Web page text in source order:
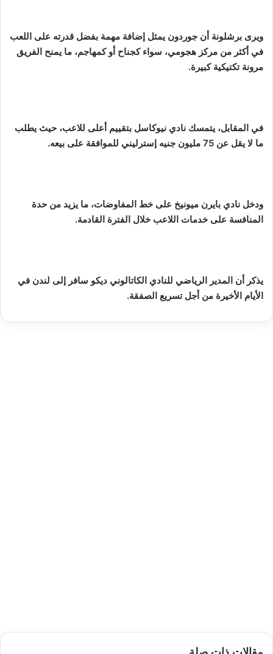
ويرى برشلونة أن جوردون يمثل إضافة مهمة بفضل قدرته على اللعب
في أكثر من مركز هجومي، سواء كجناح أو كمهاجم، ما يمنح الفريق
مرونة تكتيكية كبيرة.
في المقابل، يتمسك نادي نيوكاسل بتقييم أعلى للاعب، حيث يطلب
ما لا يقل عن 75 مليون جنيه إسترليني للموافقة على بيعه.
ودخل نادي بايرن ميونيخ على خط المفاوضات، ما يزيد من حدة
المنافسة على خدمات اللاعب خلال الفترة القادمة.
يذكر أن المدير الرياضي للنادي الكاتالوني ديكو سافر إلى لندن في
الأيام الأخيرة من أجل تسريع الصفقة.